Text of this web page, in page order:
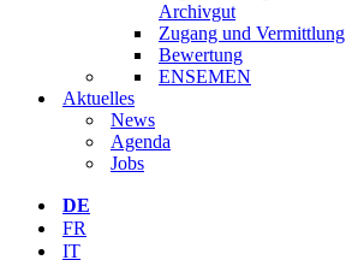
Archivgut
Zugang und Vermittlung
Bewertung
ENSEMEN
Aktuelles
News
Agenda
Jobs
DE
FR
IT